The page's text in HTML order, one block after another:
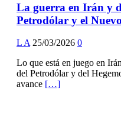
La guerra en Irán y
Petrodólar y el
L A 25/03/2026 0
Lo que está en juego en
del Petrodólar y del
avance […]